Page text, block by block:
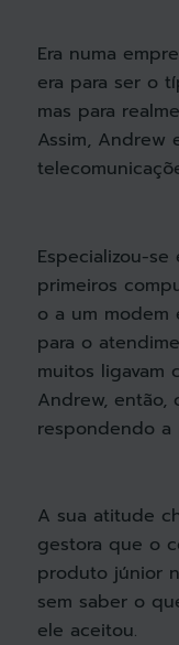
Era numa
era para ser o
mas para
Assim, Andrew
Especializou-
primeiros
o a um modem
para o
muitos ligavam
Andrew, então,
respondendo a
A sua atitude
gestora que o
produto júnior
sem saber o
ele aceitou.